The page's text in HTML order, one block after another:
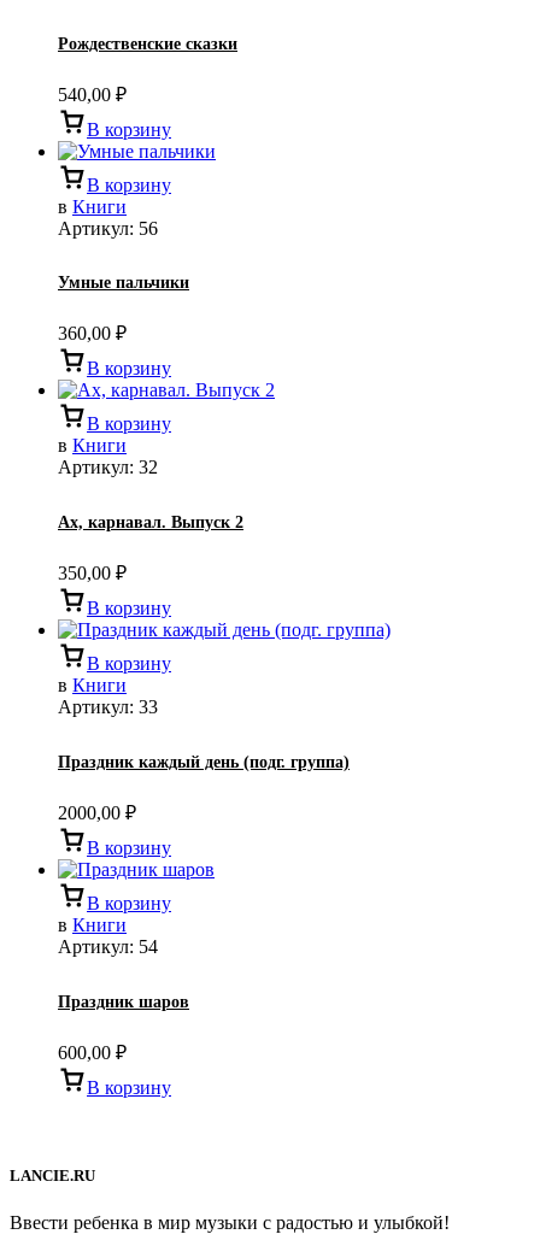
Рождественские сказки
540,00 ₽
В корзину
В корзину
в Книги
Артикул: 56
Умные пальчики
360,00 ₽
В корзину
В корзину
в Книги
Артикул: 32
Ах, карнавал. Выпуск 2
350,00 ₽
В корзину
В корзину
в Книги
Артикул: 33
Праздник каждый день (подг. группа)
2000,00 ₽
В корзину
В корзину
в Книги
Артикул: 54
Праздник шаров
600,00 ₽
В корзину
LANCIE.RU
Ввести ребенка в мир музыки с радостью и улыбкой!